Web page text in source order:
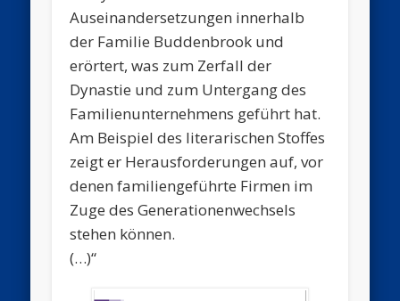
Auseinandersetzungen innerhalb
der Familie Budden­brook und
erörtert, was zum Zerfall der
Dynastie und zum Untergang des
Familienunternehmens geführt hat.
Am Beispiel des literarischen Stoffes
zeigt er Herausforderungen auf, vor
denen familiengeführte Firmen im
Zuge des Generationenwechsels
stehen können.
(…)“